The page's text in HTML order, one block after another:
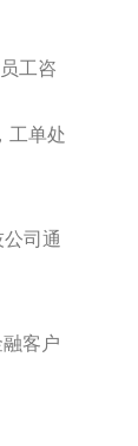
工咨
工单处
司通
客户